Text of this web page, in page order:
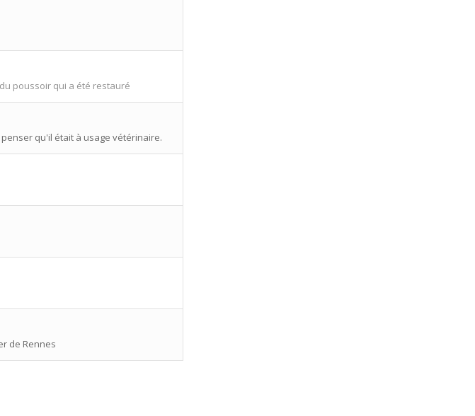
poussoir qui a été restauré
qu'il était à usage vétérinaire.
de Rennes